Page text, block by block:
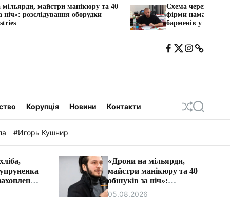
та 40
оборудки
Схема через «транзитну» ФОП: як
фірми намагалися заблокувати рахунки
барменів у Трускавці.
F
T
w
I
n
T
Корупція Новини Контакти
П
е
т
с
у
и
П
о
к
#Игорь Кушнир
«Дрони на мільярди,
майстри манікюру та 40
обшуків за ніч»:
розслідування оборудки
Vyriy Industries
05.08.2026